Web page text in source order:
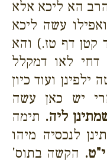
הא ליכא אלא
עשה ליכא
קטן דף טז.) והא
דחי לאו דמקלל
ועוד כיון
יש כאן עשה
ליה. תימה
לנכסיה מיהו
הקשה בתוס'